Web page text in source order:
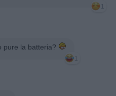
1
pure la batteria?
1